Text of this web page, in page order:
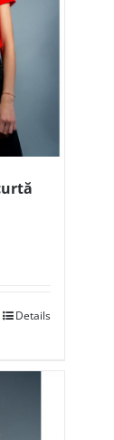
Details